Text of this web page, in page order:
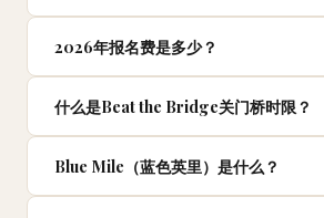
2026年报名费是多少？
什么是Beat the Bridge关门桥时限？
Blue Mile（蓝色英里）是什么？